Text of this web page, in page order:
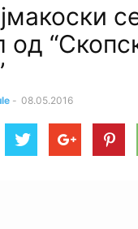
од
- 08.05.2016